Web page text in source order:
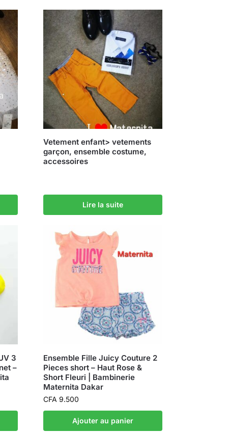
Vetement enfant> vetements
garçon, ensemble costume,
accessoires
Lire la suite
3
–
Ensemble Fille Juicy Couture 2
Pieces short – Haut Rose &
Short Fleuri | Bambinerie
Maternita Dakar
CFA 9.500
Ajouter au panier